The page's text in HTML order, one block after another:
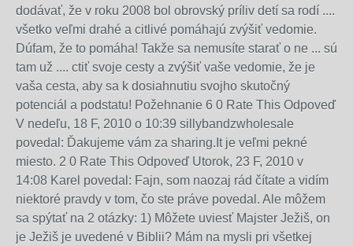
dodávať, že v roku 2008 bol obrovský príliv detí sa rodí ....
všetko veľmi drahé a citlivé pomáhajú zvýšiť vedomie.
Dúfam, že to pomáha! Takže sa nemusíte starať o ne ... sú
tam už .... ctiť svoje cesty a zvýšiť vaše vedomie, že je
vaša cesta, aby sa k dosiahnutiu svojho skutočný
potenciál a podstatu! Požehnanie 6 0 Rate This Odpoveď
V nedeľu, 18 F, 2010 o 10:39 sillybandzwholesale
povedal: Ďakujeme vám za sharing.It je veľmi pekné
miesto. 2 0 Rate This Odpoveď Utorok, 23 F, 2010 v
14:08 Karel povedal: Fajn, som naozaj rád čítate a vidím
niektoré pravdy v tom, čo ste práve povedal. Ale môžem
sa spýtať na 2 otázky: 1) Môžete uviesť Majster Ježiš, on
je Ježiš je uvedené v Biblii? Mám na mysli pri všetkej